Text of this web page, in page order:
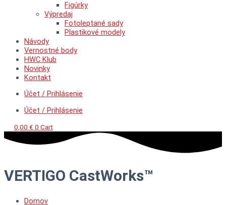
Figúrky
Výpredaj
Fotoleptané sady
Plastikové modely
Návody
Vernostné body
HWC Klub
Novinky
Kontakt
Účet / Prihlásenie
Účet / Prihlásenie
0,00 € 0 Cart
VERTIGO CastWorks™
Domov